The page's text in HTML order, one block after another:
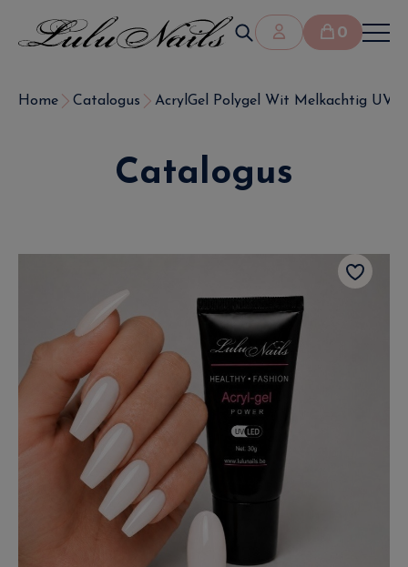
0
Home Catalogus AcrylGel Polygel Wit Melkachtig UV/
Catalogus